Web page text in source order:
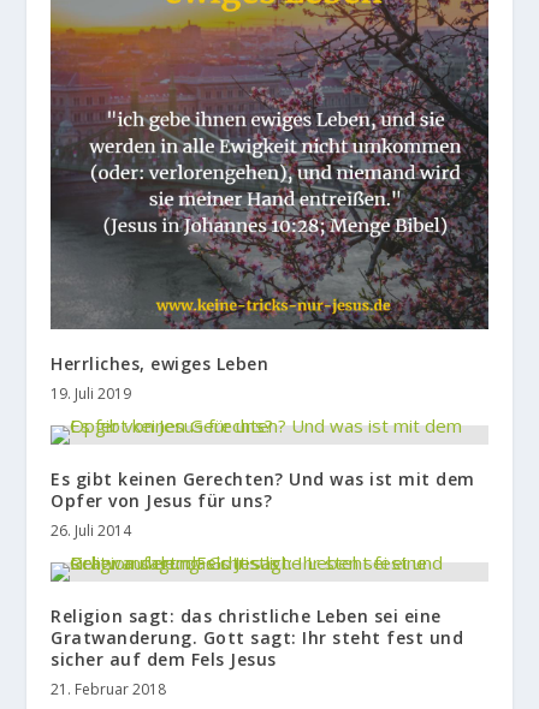
Herrliches, ewiges Leben
19. Juli 2019
Es gibt keinen Gerechten? Und was ist mit dem
Opfer von Jesus für uns?
26. Juli 2014
Religion sagt: das christliche Leben sei eine
Gratwanderung. Gott sagt: Ihr steht fest und
sicher auf dem Fels Jesus
21. Februar 2018